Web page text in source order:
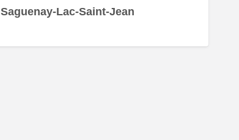
Saguenay-Lac-Saint-Jean